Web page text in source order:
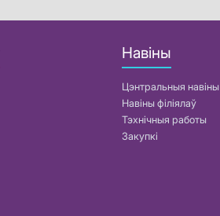
Навіны
Цэнтральныя навіны
Навіны філіялаў
Тэхнічныя работы
Закупкі